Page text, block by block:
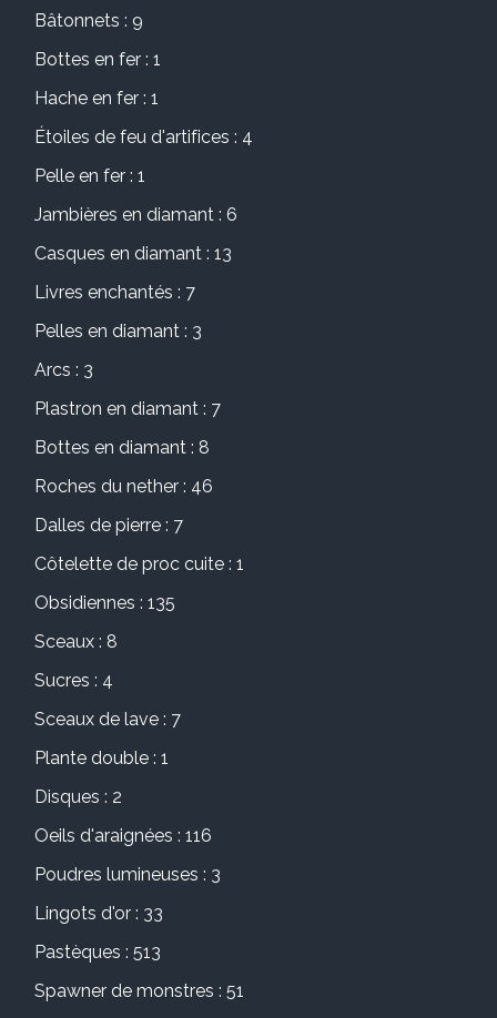
Bâtonnets : 9
Bottes en fer : 1
Hache en fer : 1
Étoiles de feu d'artifices : 4
Pelle en fer : 1
Jambières en diamant : 6
Casques en diamant : 13
Livres enchantés : 7
Pelles en diamant : 3
Arcs : 3
Plastron en diamant : 7
Bottes en diamant : 8
Roches du nether : 46
Dalles de pierre : 7
Côtelette de proc cuite : 1
Obsidiennes : 135
Sceaux : 8
Sucres : 4
Sceaux de lave : 7
Plante double : 1
Disques : 2
Oeils d'araignées : 116
Poudres lumineuses : 3
Lingots d'or : 33
Pastèques : 513
Spawner de monstres : 51